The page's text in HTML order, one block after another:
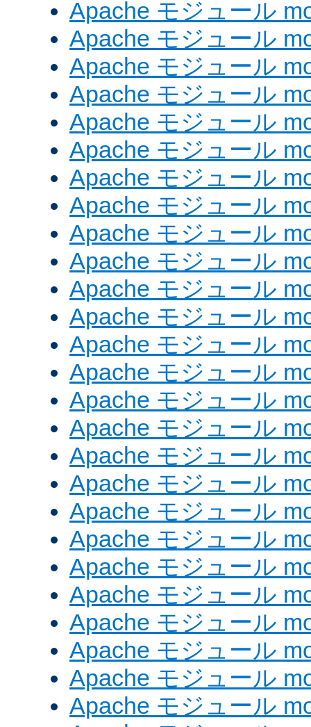
Apache モジュール
Apache モジュール
Apache モジュール
Apache モジュール
Apache モジュール
Apache モジュール
Apache モジュール
Apache モジュール
Apache モジュール
Apache モジュール
Apache モジュール
Apache モジュール
Apache モジュール
Apache モジュール
Apache モジュール
Apache モジュール
Apache モジュール
Apache モジュール
Apache モジュール
Apache モジュール
Apache モジュール
Apache モジュール
Apache モジュール
Apache モジュール
Apache モジュール
Apache モジュール